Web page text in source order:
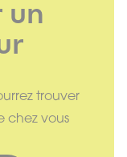
un
trouver
chez vous